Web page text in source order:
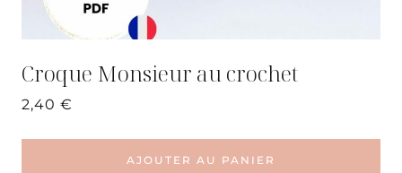
Croque Monsieur au crochet
2,40 €
AJOUTER AU PANIER